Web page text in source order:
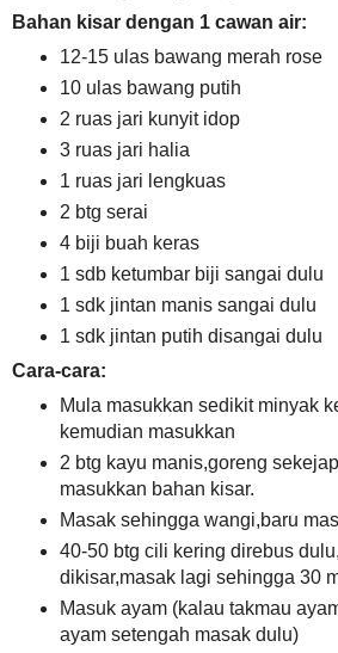
Bahan kisar dengan 1 cawan air:
12-15 ulas bawang merah rose
10 ulas bawang putih
2 ruas jari kunyit idop
3 ruas jari halia
1 ruas jari lengkuas
2 btg serai
4 biji buah keras
1 sdb ketumbar biji sangai dulu
1 sdk jintan manis sangai dulu
1 sdk jintan putih disangai dulu
Cara-cara:
Mula masukkan sedikit minyak
kemudian masukkan
2 btg kayu manis,goreng
masukkan bahan kisar.
Masak sehingga wangi,baru
40-50 btg cili kering direbus
dikisar,masak lagi sehingga 30
Masuk ayam (kalau takmau
ayam setengah masak dulu)